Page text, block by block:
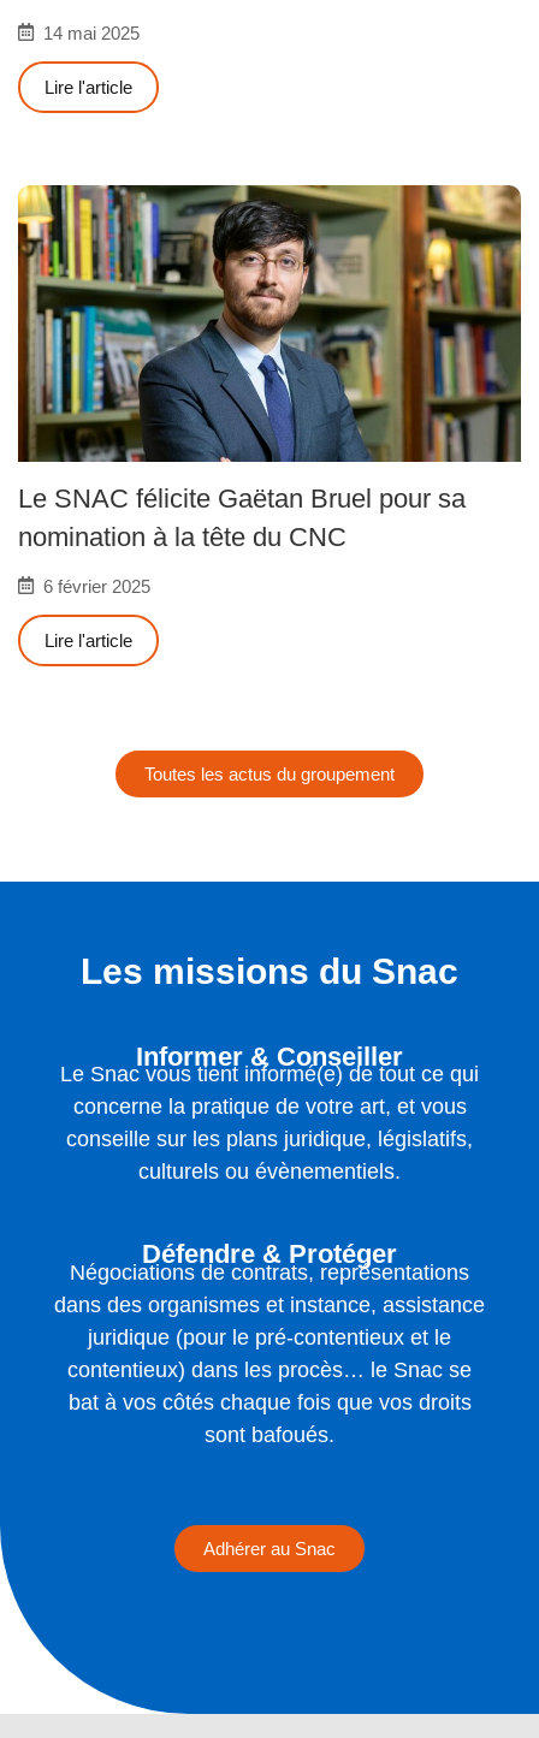
14 mai 2025
Lire l'article
Le SNAC félicite Gaëtan Bruel pour sa
nomination à la tête du CNC
6 février 2025
Lire l'article
Toutes les actus du groupement
Les missions du Snac
Informer & Conseiller
Le Snac vous tient informé(e) de tout ce qui
concerne la pratique de votre art, et vous
conseille sur les plans juridique, législatifs,
culturels ou évènementiels.
Défendre & Protéger
Négociations de contrats, représentations
dans des organismes et instance, assistance
juridique (pour le pré-contentieux et le
contentieux) dans les procès… le Snac se
bat à vos côtés chaque fois que vos droits
sont bafoués.
Adhérer au Snac